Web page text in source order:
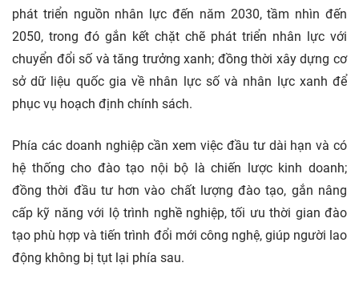
phát triển nguồn nhân lực đến năm 2030, tầm nhìn đến
2050, trong đó gắn kết chặt chẽ phát triển nhân lực với
chuyển đổi số và tăng trưởng xanh; đồng thời xây dựng cơ
sở dữ liệu quốc gia về nhân lực số và nhân lực xanh để
phục vụ hoạch định chính sách.
Phía các doanh nghiệp cần xem việc đầu tư dài hạn và có
hệ thống cho đào tạo nội bộ là chiến lược kinh doanh;
đồng thời đầu tư hơn vào chất lượng đào tạo, gắn nâng
cấp kỹ năng với lộ trình nghề nghiệp, tối ưu thời gian đào
tạo phù hợp và tiến trình đổi mới công nghệ, giúp người lao
động không bị tụt lại phía sau.